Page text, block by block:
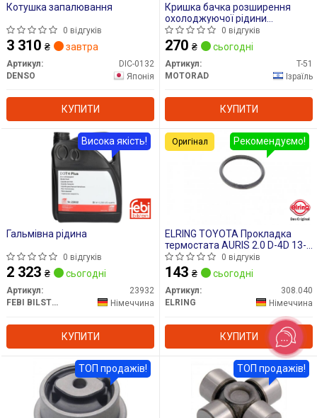
Котушка запалювання
0 відгуків
3 310 ₴ завтра
Артикул:
DIC-0132
DENSO
Японія
КУПИТИ
Кришка бачка розширення
охолоджуючої рідини
MOTORAD T-510 відгуків
270 ₴ сьогодні
Артикул:
T-51
MOTORAD
Ізраїль
КУПИТИ
Гальмівна рідина
0 відгуків
2 323 ₴ сьогодні
Артикул:
23932
FEBI BILSTEIN
Німеччина
КУПИТИ
Висока якість!
ELRING TOYOTA Прокладка
термостата AURIS 2.0 D-4D 13-
15, AVENSIS 2.0 D-4D 08-18,
LEXUS IS II 220d 05-12
0 відгуків
143 ₴ сьогодні
Артикул:
308.040
ELRING
Німеччина
КУПИТИ
Рекомендуємо!
Оригінал
ТОП продажів! ТОП продажів!